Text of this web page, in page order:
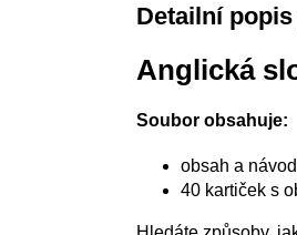
Detailní
Anglická
Soubor obsahuje:
obsah a
40 kartiček s